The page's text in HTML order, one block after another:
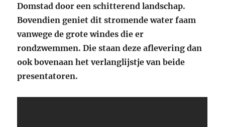
Domstad door een schitterend landschap.
Bovendien geniet dit stromende water faam
vanwege de grote windes die er
rondzwemmen. Die staan deze aflevering dan
ook bovenaan het verlanglijstje van beide
presentatoren.